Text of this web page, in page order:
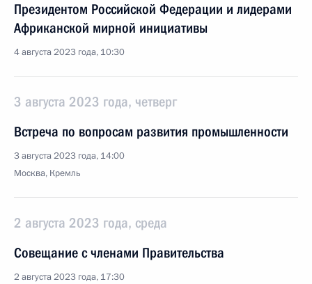
Президентом Российской Федерации и лидерами
Африканской мирной инициативы
4 августа 2023 года, 10:30
3 августа 2023 года, четверг
Встреча по вопросам развития промышленности
3 августа 2023 года, 14:00
Москва, Кремль
2 августа 2023 года, среда
Совещание с членами Правительства
2 августа 2023 года, 17:30